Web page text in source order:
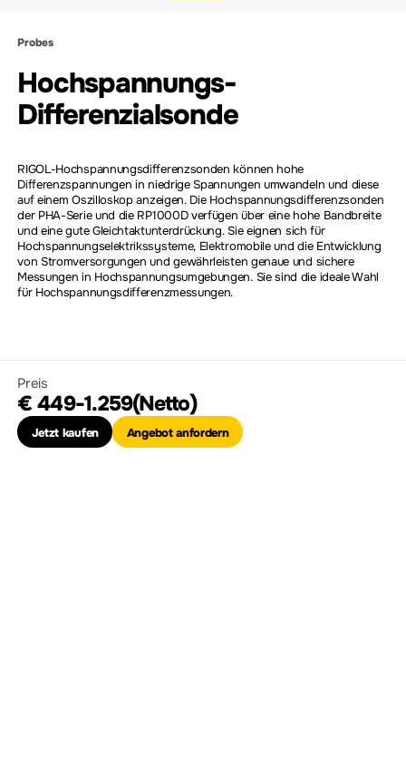
Probes
Hochspannungs-
Differenzialsonde
RIGOL-Hochspannungsdifferenzsonden können hohe
Differenzspannungen in niedrige Spannungen umwandeln und diese
auf einem Oszilloskop anzeigen. Die Hochspannungsdifferenzsonden
der PHA-Serie und die RP1000D verfügen über eine hohe Bandbreite
und eine gute Gleichtaktunterdrückung. Sie eignen sich für
Hochspannungselektrikssysteme, Elektromobile und die Entwicklung
von Stromversorgungen und gewährleisten genaue und sichere
Messungen in Hochspannungsumgebungen. Sie sind die ideale Wahl
für Hochspannungsdifferenzmessungen.
Preis
€ 449-1.259(Netto)
Jetzt kaufen Angebot anfordern